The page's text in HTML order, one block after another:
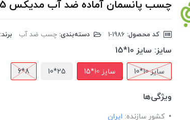
چسب پانسمان آماده ضد آب مدیکس 15*10 MEDIX
کد محصول: دسته‌بندی: چسب ضد آب برند:
سایز: سایز 10*15
سایز 10*10 سایز 10*15 25*10
8*6
ویژگی‌ها
کشور سازنده: ایران